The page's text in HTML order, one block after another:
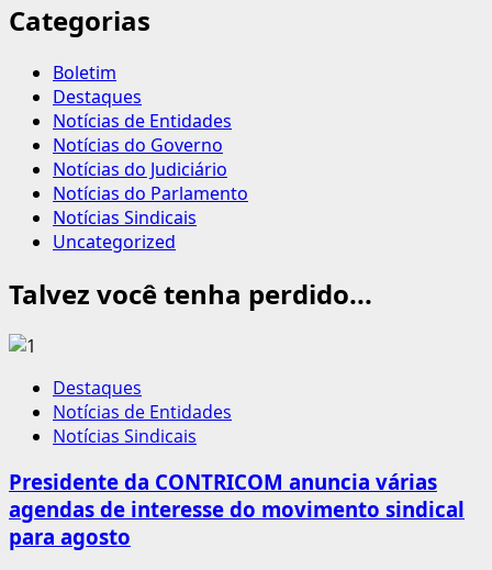
Categorias
Boletim
Destaques
Notícias de Entidades
Notícias do Governo
Notícias do Judiciário
Notícias do Parlamento
Notícias Sindicais
Uncategorized
Talvez você tenha perdido...
Destaques
Notícias de Entidades
Notícias Sindicais
Presidente da CONTRICOM anuncia várias
agendas de interesse do movimento sindical
para agosto